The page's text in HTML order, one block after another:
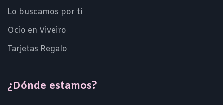
Lo buscamos por ti
Ocio en Viveiro
Tarjetas Regalo
¿Dónde estamos?